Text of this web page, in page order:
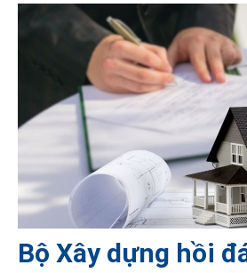
Bộ Xây dựng hồi